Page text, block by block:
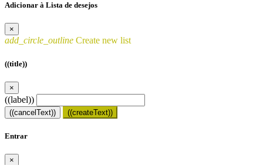
Adicionar à Lista de desejos
×
add_circle_outline Create new list
((title))
×
((label))
((cancelText)) ((createText))
Entrar
×